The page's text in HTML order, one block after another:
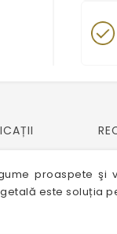
proaspete
este soluția